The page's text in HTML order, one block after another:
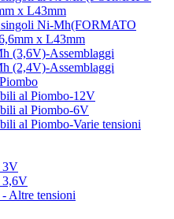
x L43mm
singoli Ni-Mh(FORMATO
x L43mm
(3,6V)-Assemblaggi
(2,4V)-Assemblaggi
al Piombo-12V
al Piombo-6V
al Piombo-Varie tensioni
3V
3,6V
Altre tensioni